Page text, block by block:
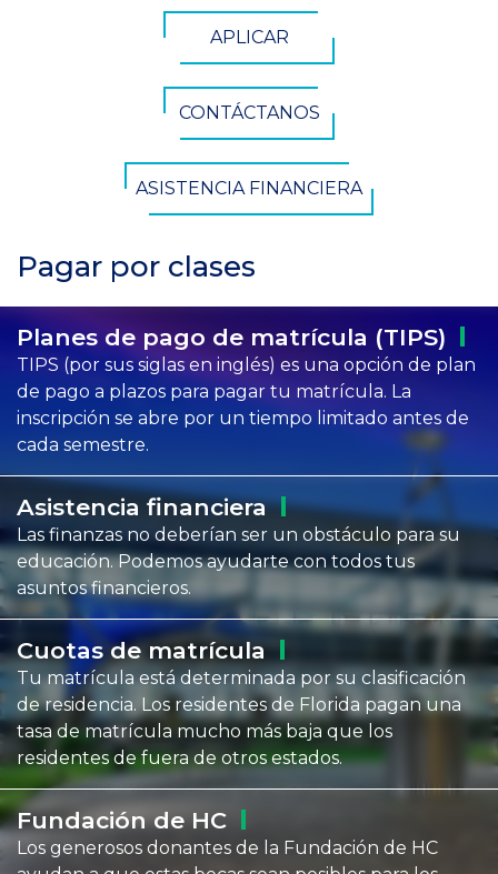
APLICAR
CONTÁCTANOS
ASISTENCIA FINANCIERA
Pagar por clases
Planes de pago de matrícula (TIPS)
TIPS (por sus siglas en inglés) es una opción de plan
de pago a plazos para pagar tu matrícula. La
inscripción se abre por un tiempo limitado antes de
cada semestre.
Asistencia financiera
Las finanzas no deberían ser un obstáculo para su
educación. Podemos ayudarte con todos tus
asuntos financieros.
Cuotas de matrícula
Tu matrícula está determinada por su clasificación
de residencia. Los residentes de Florida pagan una
tasa de matrícula mucho más baja que los
residentes de fuera de otros estados.
Fundación deHC
Los generosos donantes de la Fundación de HC